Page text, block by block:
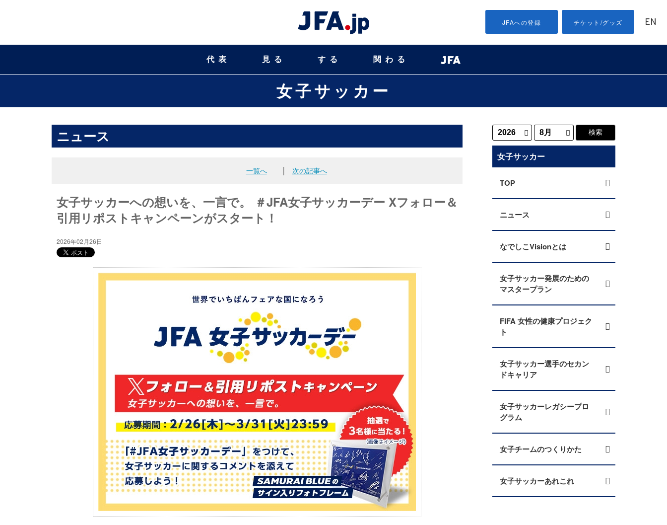
JFAへの登録 チケット/グッズ EN
代表 見る する 関わる
女子サッカー
ニュース
一覧へ 次の記事へ
女子サッカーへの想いを、一言で。 ＃JFA女子サッカーデー Xフォロー＆
引用リポストキャンペーンがスタート！
2026年02月26日
女子サッカー
TOP
ニュース
なでしこVisionとは
女子サッカー発展のための
マスタープラン
FIFA 女性の健康プロジェク
ト
女子サッカー選手のセカン
ドキャリア
女子サッカーレガシープロ
グラム
女子チームのつくりかた
女子サッカーあれこれ